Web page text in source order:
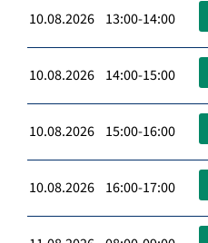
10.08.2026 13:00-14:00
10.08.2026 14:00-15:00
10.08.2026 15:00-16:00
10.08.2026 16:00-17:00